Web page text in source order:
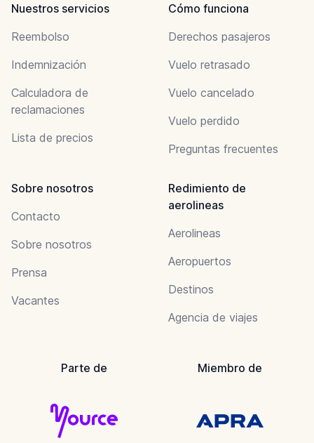
Nuestros servicios
Reembolso
Indemnización
Calculadora de
reclamaciones
Lista de precios
Cómo funciona
Derechos pasajeros
Vuelo retrasado
Vuelo cancelado
Vuelo perdido
Preguntas frecuentes
Sobre nosotros
Contacto
Sobre nosotros
Prensa
Vacantes
Redimiento de
aerolineas
Aerolineas
Aeropuertos
Destinos
Agencia de viajes
Parte de Miembro de